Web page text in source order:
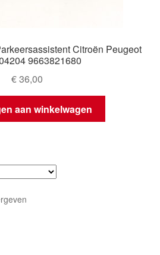
Citroën Peugeot
9663821680
€36,00
aan winkelwagen